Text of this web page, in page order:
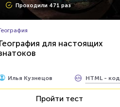
Проходили 471 раз
География для настоящих
Илья Кузнецов HTML - код
Пройти тест